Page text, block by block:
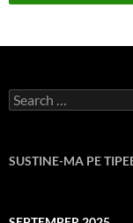
Search
for:
SUSTINE-MA PE